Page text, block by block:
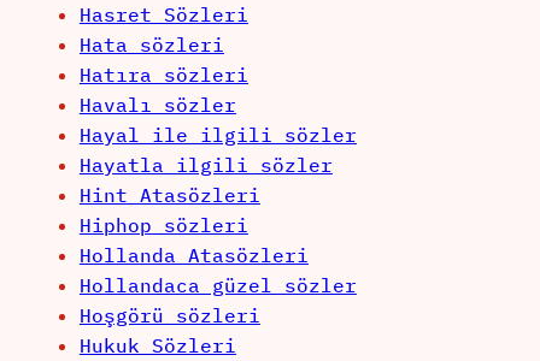
Hasret Sözleri
Hata sözleri
Hatıra sözleri
Havalı sözler
Hayal ile ilgili sözler
Hayatla ilgili sözler
Hint Atasözleri
Hiphop sözleri
Hollanda Atasözleri
Hollandaca güzel sözler
Hoşgörü sözleri
Hukuk Sözleri